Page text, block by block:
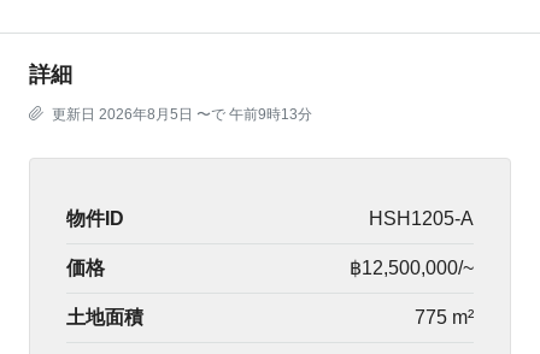
詳細
更新日 2026年8月5日 〜で 午前9時13分
物件ID HSH1205-A
価格 ฿12,500,000/~
土地面積 775 m²